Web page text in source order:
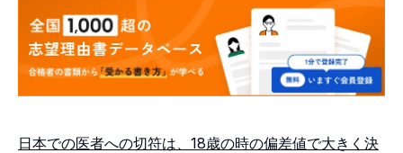
日本での医者への切符は、18歳の時の偏差値で大きく決